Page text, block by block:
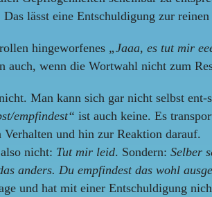
lässt eine Entschuldigung zur
hingeworfenes „Jaaa, es tut mir
auch, wenn die Wortwahl nicht zum
Man kann sich gar nicht selbst
empfindest“ ist auch keine. Es
und hin zur Reaktion darauf.
nicht: Tut mir leid. Sondern: Selber
anders. Du empfindest das wohl
und hat mit einer Entschuldigung